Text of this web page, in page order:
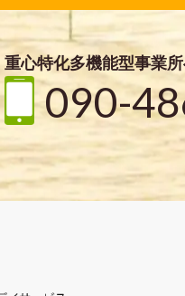
重心特化多機能型事業
090-